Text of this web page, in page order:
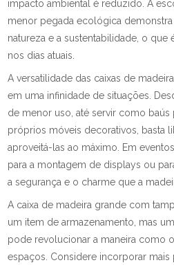
impacto ambiental é reduzido. A
menor pegada ecológica
natureza e a sustentabilidade, o que
nos dias atuais.
A versatilidade das caixas de
em uma infinidade de situações.
de menor uso, até servir como baús
próprios móveis decorativos, basta
aproveitá-las ao máximo. Em
para a montagem de displays ou
a segurança e o charme que a
A caixa de madeira grande com
um item de armazenamento, mas
pode revolucionar a maneira como
espaços. Considere incorporar